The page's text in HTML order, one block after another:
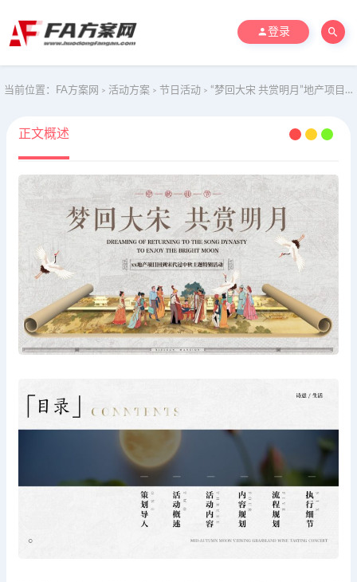
登录
当前位置： FA方案网 > 活动方案 > 节日活动 > “梦回大宋 共赏明月”地产项目回到宋代过中秋主题特别活动策划方案
正文概述